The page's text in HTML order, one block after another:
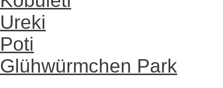
Ureki
Poti
Glühwürmchen Park